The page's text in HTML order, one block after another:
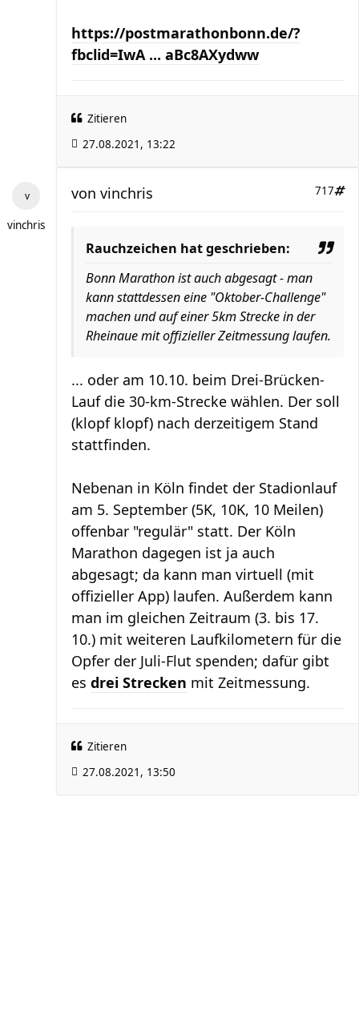
https://postmarathonbonn.de/?
fbclid=IwA ... aBc8AXydww
Zitieren
27.08.2021, 13:22
vinchris
717
von vinchris
Rauchzeichen hat geschrieben:
Bonn Marathon ist auch abgesagt - man
kann stattdessen eine "Oktober-Challenge"
machen und auf einer 5km Strecke in der
Rheinaue mit offizieller Zeitmessung laufen.
... oder am 10.10. beim Drei-Brücken-
Lauf die 30-km-Strecke wählen. Der soll
(klopf klopf) nach derzeitigem Stand
stattfinden.
Nebenan in Köln findet der Stadionlauf
am 5. September (5K, 10K, 10 Meilen)
offenbar "regulär" statt. Der Köln
Marathon dagegen ist ja auch
abgesagt; da kann man virtuell (mit
offizieller App) laufen. Außerdem kann
man im gleichen Zeitraum (3. bis 17.
10.) mit weiteren Laufkilometern für die
Opfer der Juli-Flut spenden; dafür gibt
es drei Strecken mit Zeitmessung.
Zitieren
27.08.2021, 13:50